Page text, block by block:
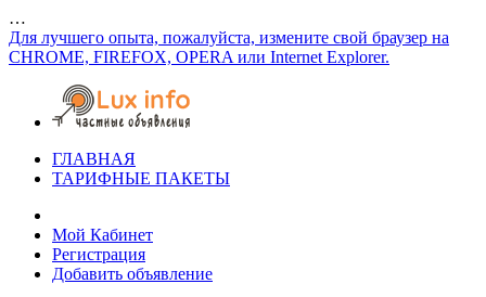
…
Для лучшего опыта, пожалуйста, измените свой браузер на
CHROME, FIREFOX, OPERA или Internet Explorer.
ГЛАВНАЯ
ТАРИФНЫЕ ПАКЕТЫ
Мой Кабинет
Регистрация
Добавить объявление